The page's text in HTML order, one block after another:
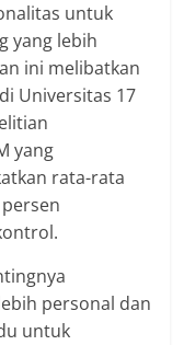
untuk
yang lebih
ini melibatkan
Universitas 17
yang
rata-rata
personal dan
untuk